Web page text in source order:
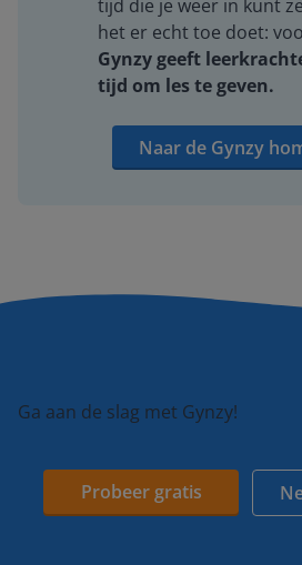
tijd die je weer in kunt
het er echt toe doet:
Gynzy geeft
tijd om les te geven.
Naar de Gynzy
Ga aan de slag met Gynzy!
Probeer gratis